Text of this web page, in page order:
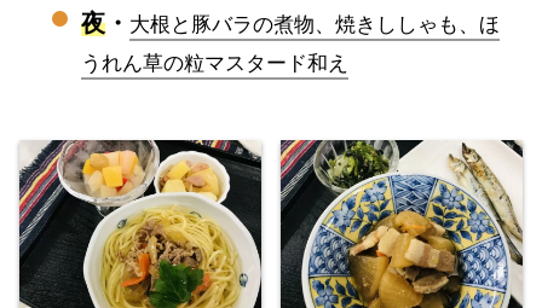
夜 ・ 大根と豚バラの煮物、焼きししゃも、ほ
うれん草の粒マスタード和え